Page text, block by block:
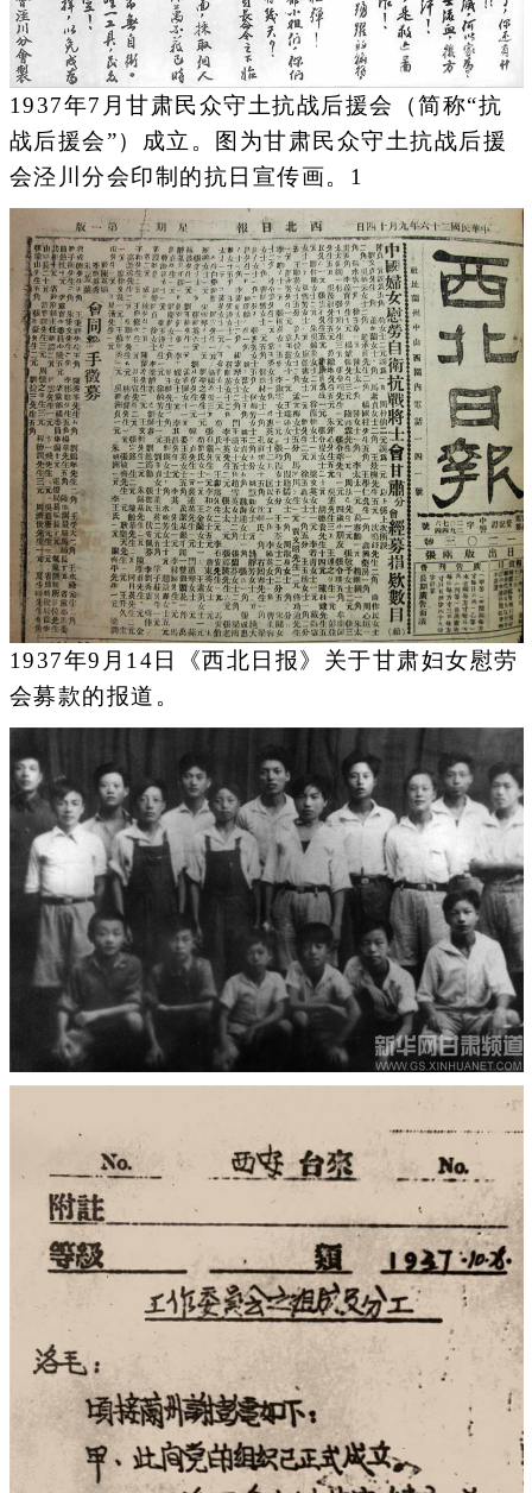
1937年7月甘肃民众守土抗战后援会（简称“抗
战后援会”）成立。图为甘肃民众守土抗战后援
会泾川分会印制的抗日宣传画。1
1937年9月14日《西北日报》关于甘肃妇女慰劳
会募款的报道。